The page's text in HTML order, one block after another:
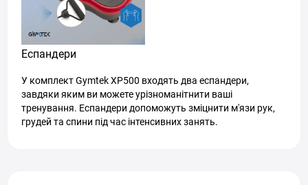
Еспандери
У комплект Gymtek ХP500 входять два еспандери,
завдяки яким ви можете урізноманітнити ваші
тренування. Еспандери допоможуть зміцнити м'язи рук,
грудей та спини під час інтенсивних занять.